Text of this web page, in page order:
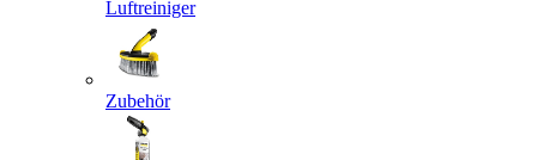
Luftreiniger
Zubehör